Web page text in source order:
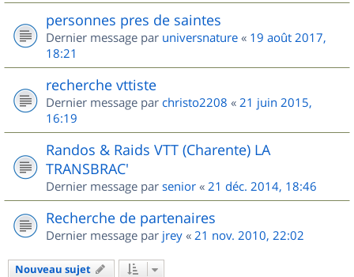
personnes pres de saintes
Dernier message par universnature « 19 août 2017,
18:21
recherche vttiste
Dernier message par christo2208 « 21 juin 2015,
16:19
Randos & Raids VTT (Charente) LA
TRANSBRAC'
Dernier message par senior « 21 déc. 2014, 18:46
Recherche de partenaires
Dernier message par jrey « 21 nov. 2010, 22:02
Nouveau sujet